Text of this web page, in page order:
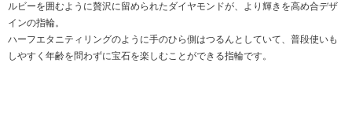
ルビーを囲むように贅沢に留められたダイヤモンドが、より輝きを高め合デザ
インの指輪。
ハーフエタニティリングのように手のひら側はつるんとしていて、普段使いも
しやすく年齢を問わずに宝石を楽しむことができる指輪です。